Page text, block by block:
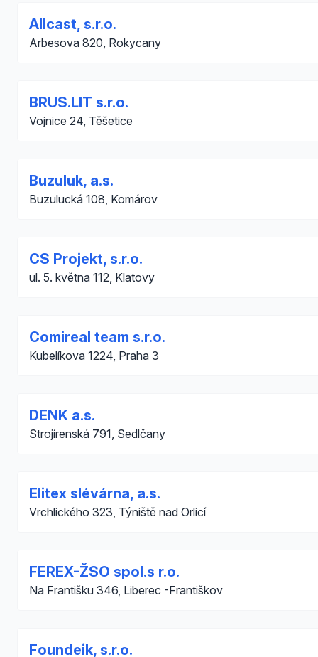
Allcast, s.r.o.
Arbesova 820, Rokycany
BRUS.LIT s.r.o.
Vojnice 24, Těšetice
Buzuluk, a.s.
Buzulucká 108, Komárov
CS Projekt, s.r.o.
ul. 5. května 112, Klatovy
Comireal team s.r.o.
Kubelíkova 1224, Praha 3
DENK a.s.
Strojírenská 791, Sedlčany
Elitex slévárna, a.s.
Vrchlického 323, Týniště nad Orlicí
FEREX-ŽSO spol.s r.o.
Na Františku 346, Liberec -Františkov
Foundeik, s.r.o.